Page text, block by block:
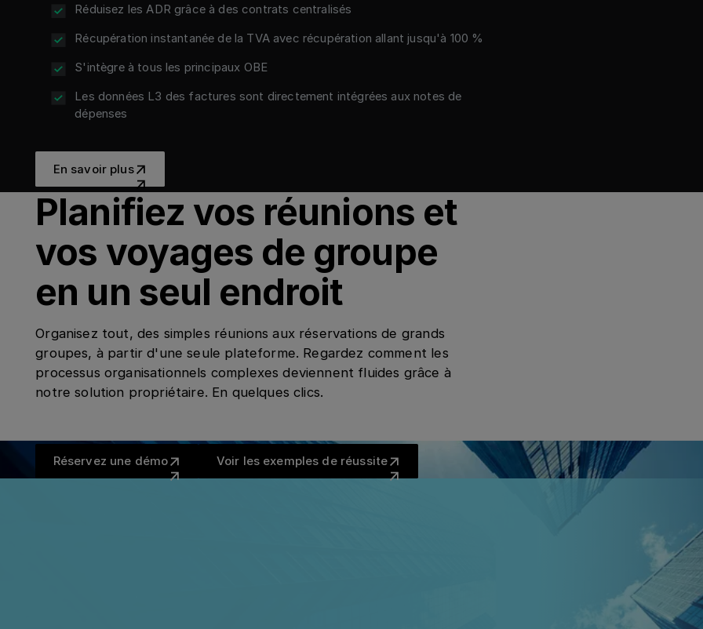
Réduisez les ADR grâce à des contrats centralisés
Récupération instantanée de la TVA avec récupération allant jusqu'à 100 %
S'intègre à tous les principaux OBE
Les données L3 des factures sont directement intégrées aux notes de
dépenses
En savoir plus
Planifiez vos réunions et
vos voyages de groupe
en un seul endroit
Organisez tout, des simples réunions aux réservations de grands
groupes, à partir d'une seule plateforme. Regardez comment les
processus organisationnels complexes deviennent fluides grâce à
notre solution propriétaire. En quelques clics.
Réservez une démo
Réservez une démo
Voir les exemples de réussite
Voir les exemples de réussite
Intégrez HRS sans effort
écosystème
HRS fonctionne avec plus de 200 solutions que vous
déjà. De l'OBE aux TMC en passant par les systèmes de